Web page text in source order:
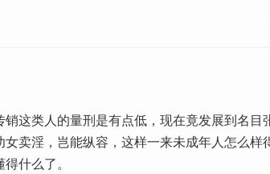
这类人的量刑是有点低，现在竟发展到名目
卖淫，岂能纵容，这样一来未成年人怎么样
什么了。